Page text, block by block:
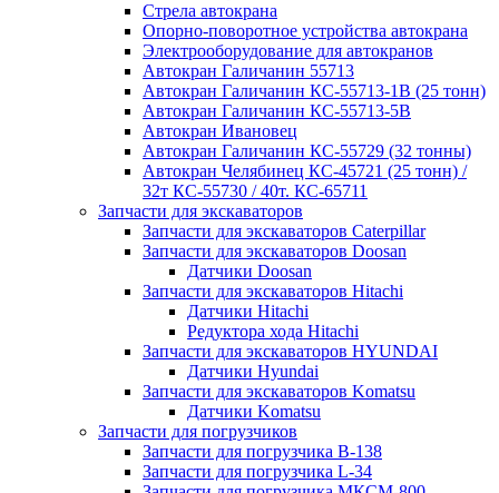
Стрела автокрана
Опорно-поворотное устройства автокрана
Электрооборудование для автокранов
Автокран Галичанин 55713
Автокран Галичанин КС-55713-1В (25 тонн)
Автокран Галичанин КС-55713-5В
Автокран Ивановец
Автокран Галичанин КС-55729 (32 тонны)
Автокран Челябинец КС-45721 (25 тонн) /
32т КС-55730 / 40т. КС-65711
Запчасти для экскаваторов
Запчасти для экскаваторов Caterpillar
Запчасти для экскаваторов Doosan
Датчики Doosan
Запчасти для экскаваторов Hitachi
Датчики Hitachi
Редуктора хода Hitachi
Запчасти для экскаваторов HYUNDAI
Датчики Hyundai
Запчасти для экскаваторов Komatsu
Датчики Komatsu
Запчасти для погрузчиков
Запчасти для погрузчика B-138
Запчасти для погрузчика L-34